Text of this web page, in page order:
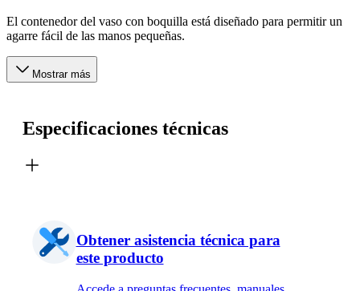
El contenedor del vaso con boquilla está diseñado para permitir un
agarre fácil de las manos pequeñas.
Mostrar más
Especificaciones técnicas
Obtener asistencia técnica para
este producto